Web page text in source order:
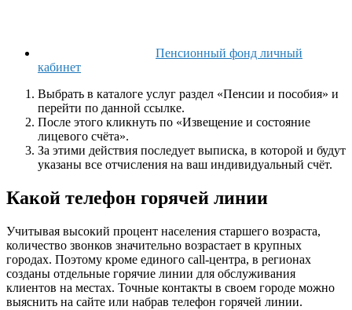
Пенсионный фонд личный
кабинет
Выбрать в каталоге услуг раздел «Пенсии и пособия» и
перейти по данной ссылке.
После этого кликнуть по «Извещение и состояние
лицевого счёта».
За этими действия последует выписка, в которой и будут
указаны все отчисления на ваш индивидуальный счёт.
Какой телефон горячей линии
Учитывая высокий процент населения старшего возраста,
количество звонков значительно возрастает в крупных
городах. Поэтому кроме единого call-центра, в регионах
созданы отдельные горячие линии для обслуживания
клиентов на местах. Точные контакты в своем городе можно
выяснить на сайте или набрав телефон горячей линии.